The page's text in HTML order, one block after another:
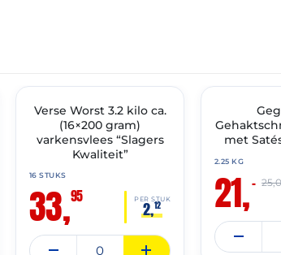
✓ VAST ASSORTIMENT
Verse Worst 3.2 kilo ca.
(16×200 gram)
varkensvlees “Slagers
Kwaliteit”
16 STUKS
33,95 PER STUK
2,12
🔥 OP=OP
met
2.25 KG
21,–